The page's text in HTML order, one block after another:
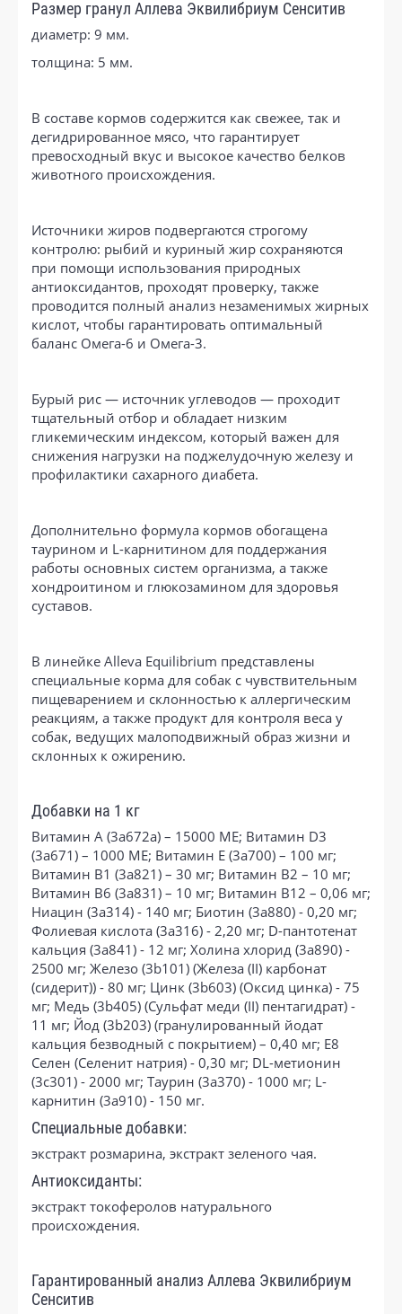
Размер гранул Аллева Эквилибриум Сенситив
диаметр: 9 мм.
толщина: 5 мм.
В составе кормов содержится как свежее, так и
дегидрированное мясо, что гарантирует
превосходный вкус и высокое качество белков
животного происхождения.
Источники жиров подвергаются строгому
контролю: рыбий и куриный жир сохраняются
при помощи использования природных
антиоксидантов, проходят проверку, также
проводится полный анализ незаменимых жирных
кислот, чтобы гарантировать оптимальный
баланс Омега-6 и Омега-3.
Бурый рис — источник углеводов — проходит
тщательный отбор и обладает низким
гликемическим индексом, который важен для
снижения нагрузки на поджелудочную железу и
профилактики сахарного диабета.
Дополнительно формула кормов обогащена
таурином и L-карнитином для поддержания
работы основных систем организма, а также
хондроитином и глюкозамином для здоровья
суставов.
В линейке Alleva Equilibrium представлены
специальные корма для собак с чувствительным
пищеварением и склонностью к аллергическим
реакциям, а также продукт для контроля веса у
собак, ведущих малоподвижный образ жизни и
склонных к ожирению.
Добавки на 1 кг
Витамин А (3a672a) – 15000 МЕ; Витамин D3
(3a671) – 1000 МЕ; Витамин Е (3а700) – 100 мг;
Витамин B1 (3a821) – 30 мг; Витамин B2 – 10 мг;
Витамин B6 (3a831) – 10 мг; Витамин B12 – 0,06 мг;
Ниацин (3а314) - 140 мг; Биотин (3a880) - 0,20 мг;
Фолиевая кислота (3a316) - 2,20 мг; D-пантотенат
кальция (3a841) - 12 мг; Холина хлорид (3a890) -
2500 мг; Железо (3b101) (Железа (II) карбонат
(сидерит)) - 80 мг; Цинк (3b603) (Оксид цинка) - 75
мг; Медь (3b405) (Сульфат меди (II) пентагидрат) -
11 мг; Йод (3b203) (гранулированный йодат
кальция безводный с покрытием) – 0,40 мг; E8
Селен (Селенит натрия) - 0,30 мг; DL-метионин
(3c301) - 2000 мг; Таурин (3a370) - 1000 мг; L-
карнитин (3a910) - 150 мг.
Специальные добавки:
экстракт розмарина, экстракт зеленого чая.
Антиоксиданты:
экстракт токоферолов натурального
происхождения.
Гарантированный анализ Аллева Эквилибриум
Сенситив